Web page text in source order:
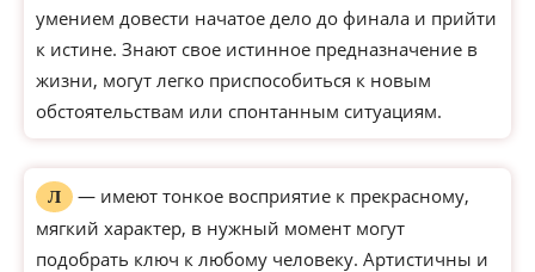
умением довести начатое дело до финала и прийти
к истине. Знают свое истинное предназначение в
жизни, могут легко приспособиться к новым
обстоятельствам или спонтанным ситуациям.
Л
— имеют тонкое восприятие к прекрасному,
мягкий характер, в нужный момент могут
подобрать ключ к любому человеку. Артистичны и